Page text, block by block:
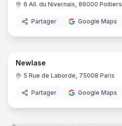
6 All. du Nivernais, 86000 Poitiers
Partager Google Maps
Newlase
5 Rue de Laborde, 75008 Paris
Partager Google Maps